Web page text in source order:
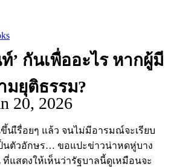
’ กันเพื่ออะไร หากผู้มี
มยุติธรรม?
20, 2026
เืรื่อยๆ แล้ว จนไม่มีอารมณ์จะเรียบ
นตัวอักษร… ขอแปะข่าวน่าหดหู่บาง
แสดงให้เห็นว่ารัฐบาลนี้ดูเหมือนจะ